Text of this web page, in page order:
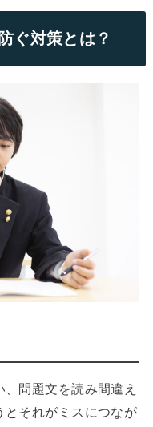
ぐ対策とは？
問題文を読み間違え
とそれがミスにつなが